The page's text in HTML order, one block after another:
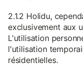
2.1.2 Holidu,
exclusivement aux
L'utilisation
l'utilisation
résidentielles.